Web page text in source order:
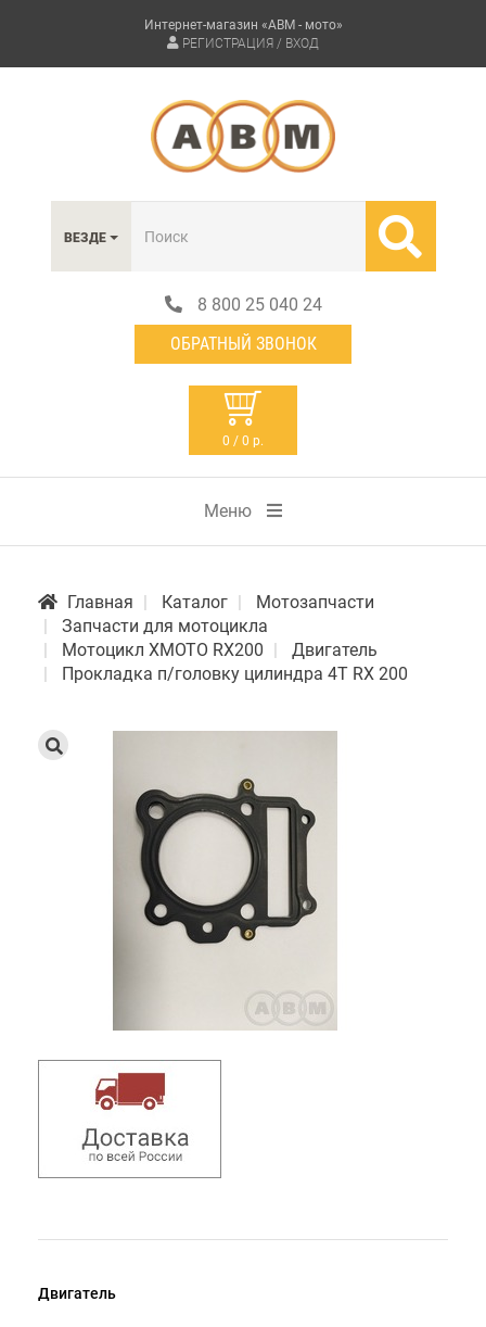
Интернет-магазин «АВМ - мото»
РЕГИСТРАЦИЯ / ВХОД
ВЕЗДЕ
8 800 25 040 24
ОБРАТНЫЙ ЗВОНОК
0 / 0 р.
Меню
Главная Каталог
Мотозапчасти
Запчасти для мотоцикла
Мотоцикл XMOTO RX200
Двигатель
Прокладка п/головку цилиндра 4Т RX 200
Двигатель